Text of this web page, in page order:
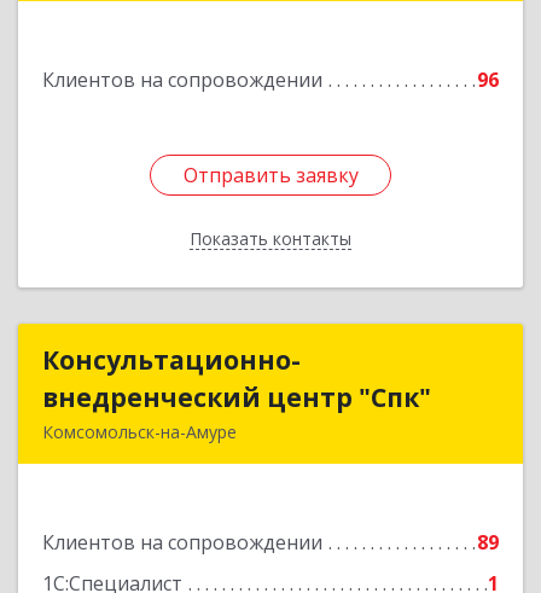
Клиентов на сопровождении 96
Отправить заявку
Показать контакты
Подробнее
Отправить заявку
Назад
Консультационно-
внедренческий центр "Спк"
Комсомольск-на-Амуре
Клиентов на сопровождении
89
1С:Специалист
1
Консультационно-
внедренческий центр "Спк"
Подробнее